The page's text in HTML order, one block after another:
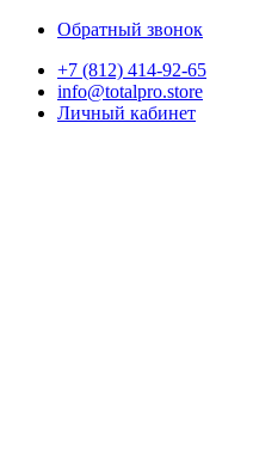
Обратный звонок
+7 (812) 414-92-65
info@totalpro.store
Личный кабинет